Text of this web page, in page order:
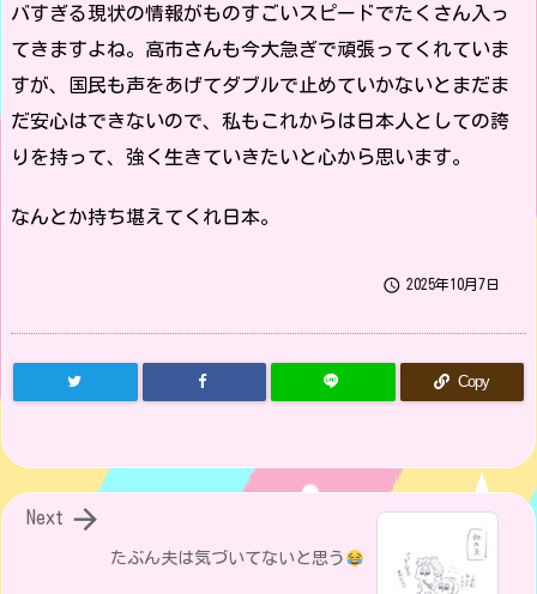
バすぎる現状の情報がものすごいスピードでたくさん入っ
てきますよね。高市さんも今大急ぎで頑張ってくれていま
すが、国民も声をあげてダブルで止めていかないとまだま
だ安心はできないので、私もこれからは日本人としての誇
りを持って、強く生きていきたいと心から思います。
なんとか持ち堪えてくれ日本。
 2025年10月7日
Copy
たぶん夫は気づいてないと思う

Next